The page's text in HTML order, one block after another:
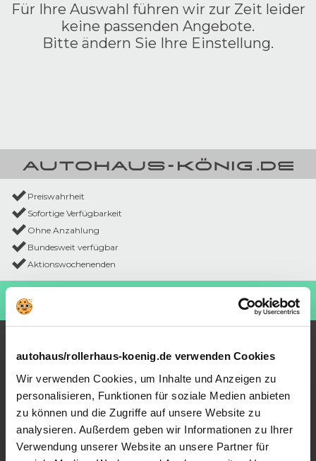
autohaus/rollerhaus-koenig.de verwenden Cookies
Wir verwenden Cookies, um Inhalte und Anzeigen zu
personalisieren, Funktionen für soziale Medien anbieten
zu können und die Zugriffe auf unsere Website zu
analysieren. Außerdem geben wir Informationen zu Ihrer
Verwendung unserer Website an unsere Partner für
Für Ihre Auswahl führen wir zur Zeit leider
keine passenden Angebote.
Bitte ändern Sie Ihre Einstellung.
Preiswahrheit
Sofortige Verfügbarkeit
Ohne Anzahlung
Bundesweit verfügbar
Aktionswochenenden
Besuchen Sie jetzt:
ROLLERHAUS KÖNIG
Neuwagen Angebote
Gebrauchtwagen Angebote
Roller & Motorrad Angebote
Gewerbekunden Angebote
Behindertenrabatt Angebote
Beliebteste Modelle